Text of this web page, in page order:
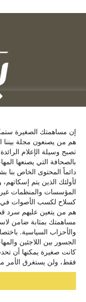
,España
+34641137976
إن مساهمتك الصغيرة
هم من يصنعون مجلة
تصبح وسيلة الإعلام
بالصحافة التي يصنعها
دائماً المحتوى الخاص
لأولئك الذين يتم
المؤسسات والمنظمات
كسلاح لكسب الأصوات في
هم من يتعين عليهم سرد
مساهمتك بمثابة ضامن
والأحزاب السياسية.
الجسور بين اللاجئين
فقط، ولن يستغرق الأمر